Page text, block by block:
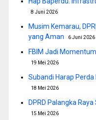
8 Juni 2026
Musim Kemarau,
yang Aman
6 Juni 2026
FBIM Jadi
19 Mei 2026
Subandi Harap
18 Mei 2026
DPRD Palangka
15 Mei 2026